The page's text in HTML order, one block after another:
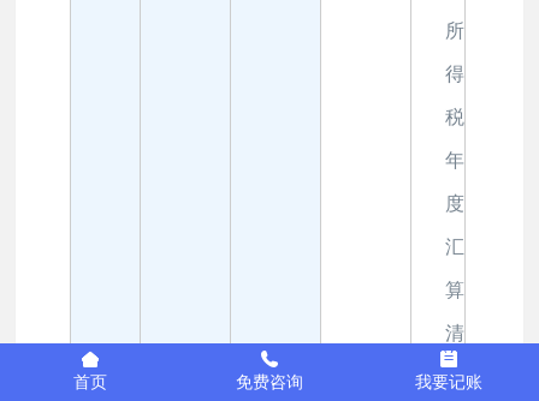
所
得
税
年
度
汇
算
清
缴
首页 免费咨询 我要记账